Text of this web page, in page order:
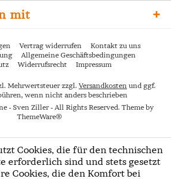
mit
Vertrag widerrufen
Kontakt zu uns
Allgemeine Geschäftsbedingungen
Widerrufsrecht Impressum
Mehrwertsteuer zzgl. Versandkosten und ggf.
wenn nicht anders beschrieben
- Sven Ziller - All Rights Reserved. Theme by
ThemeWare®
Cookies, die für den technischen
erforderlich sind und stets gesetzt
Cookies, die den Komfort bei